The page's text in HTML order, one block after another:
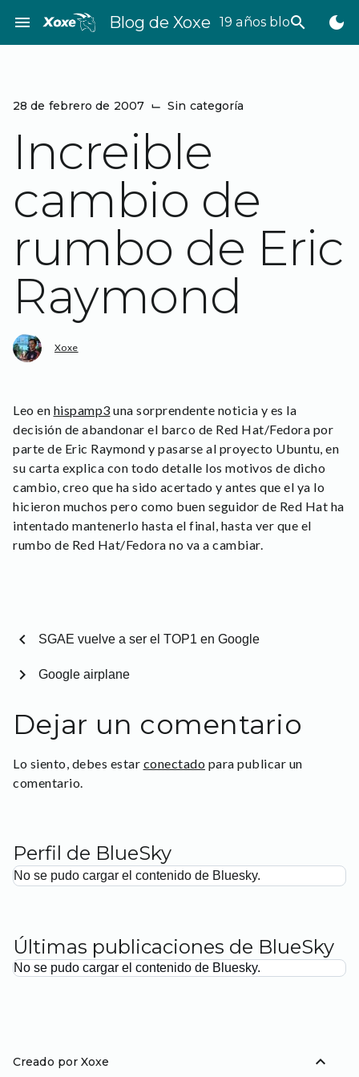
contenido
menu Blog de Xoxe 19 años bloggeando
search dark_mode
28 de febrero de 2007 ⌙ Sin categoría
Increible
cambio de
rumbo de Eric
Raymond
Xoxe
Leo en hispamp3 una sorprendente noticia y es la
decisión de abandonar el barco de Red Hat/Fedora por
parte de Eric Raymond y pasarse al proyecto Ubuntu, en
su carta explica con todo detalle los motivos de dicho
cambio, creo que ha sido acertado y antes que el ya lo
hicieron muchos pero como buen seguidor de Red Hat ha
intentado mantenerlo hasta el final, hasta ver que el
rumbo de Red Hat/Fedora no va a cambiar.
chevron_left SGAE vuelve a ser el TOP1 en Google
Google airplane
chevron_right
Dejar un comentario
Lo siento, debes estar conectado para publicar un
comentario.
Perfil de BlueSky
No se pudo cargar el contenido de Bluesky.
Últimas publicaciones de BlueSky
No se pudo cargar el contenido de Bluesky.
Creado por Xoxe expand_less